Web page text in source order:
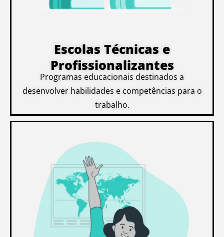
Escolas Técnicas e
Profissionalizantes
Programas educacionais destinados a
desenvolver habilidades e competências para o
trabalho.